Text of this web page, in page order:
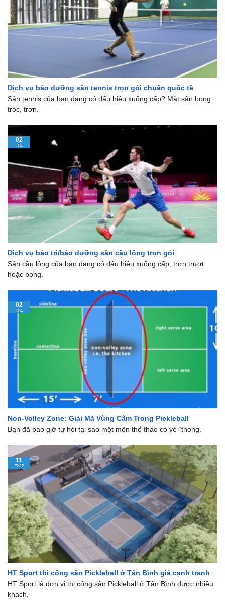
Dịch vụ bảo dưỡng sân tennis trọn gói chuẩn quốc tế
Sân tennis của bạn đang có dấu hiệu xuống cấp? Mặt sân bong
tróc, trơn.
Dịch vụ bảo trì/bảo dưỡng sân cầu lông trọn gói
Sân cầu lông của bạn đang có dấu hiệu xuống cấp, trơn trượt
hoặc bong.
02
Th1
Non-Volley Zone: Giải Mã Vùng Cấm Trong Pickleball
Bạn đã bao giờ tự hỏi tại sao một môn thể thao có vẻ “thong.
02
Th1
HT Sport thi công sân Pickleball ở Tân Bình giá cạnh tranh
HT Sport là đơn vị thi công sân Pickleball ở Tân Bình được nhiều
khách.
11
Th12